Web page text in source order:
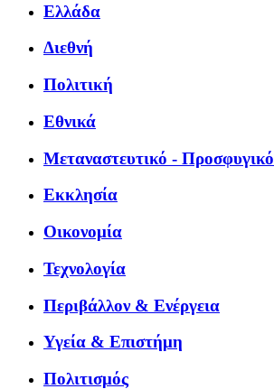
Ελλάδα
Διεθνή
Πολιτική
Εθνικά
Μεταναστευτικό - Προσφυγικό
Εκκλησία
Οικονομία
Τεχνολογία
Περιβάλλον & Ενέργεια
Υγεία & Επιστήμη
Πολιτισμός